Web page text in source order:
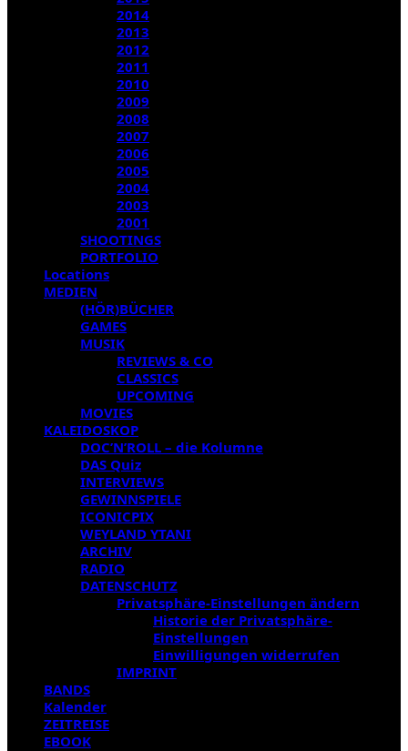
2014
2013
2012
2011
2010
2009
2008
2007
2006
2005
2004
2003
2001
SHOOTINGS
PORTFOLIO
Locations
MEDIEN
(HÖR)BÜCHER
GAMES
MUSIK
REVIEWS & CO
CLASSICS
UPCOMING
MOVIES
KALEIDOSKOP
DOC’N’ROLL – die Kolumne
DAS Quiz
INTERVIEWS
GEWINNSPIELE
ICONICPIX
WEYLAND YTANI
ARCHIV
RADIO
DATENSCHUTZ
Privatsphäre-Einstellungen ändern
Historie der Privatsphäre-
Einstellungen
Einwilligungen widerrufen
IMPRINT
BANDS
Kalender
ZEITREISE
EBOOK